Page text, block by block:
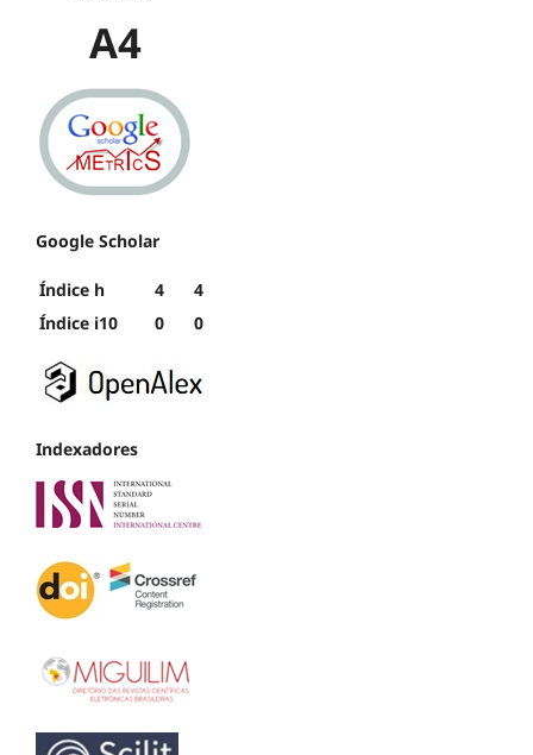
A4
Google Scholar
Índice h 4
4
Índice i10
0 0
Indexadores